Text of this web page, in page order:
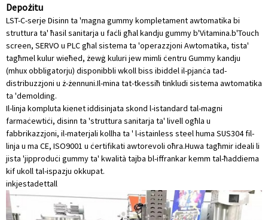
Depożitu
LST-C-serje Disinn ta 'magna gummy kompletament awtomatika bi
struttura ta' ħasil sanitarja u faċli għal kandju gummy b'Vitamina.b'Touch
screen, SERVO u PLC għal sistema ta 'operazzjoni Awtomatika, tista'
tagħmel kulur wieħed, żewġ kuluri jew mimli ċentru Gummy kandju
(mhux obbligatorju) disponibbli wkoll biss ibiddel il-pjanċa tad-
distribuzzjoni u ż-żennuni.Il-mina tat-tkessiħ tinkludi sistema awtomatika
ta 'demolding.
Il-linja kompluta kienet iddisinjata skond l-istandard tal-magni
farmaċewtiċi, disinn ta 'struttura sanitarja ta' livell ogħla u
fabbrikazzjoni, il-materjali kollha ta ' l-istainless steel huma SUS304 fil-
linja u ma CE, ISO9001 u ċertifikati awtorevoli oħra.Huwa tagħmir ideali li
jista 'jipproduċi gummy ta' kwalità tajba bl-iffrankar kemm tal-ħaddiema
kif ukoll tal-ispazju okkupat.
inkjestadettall